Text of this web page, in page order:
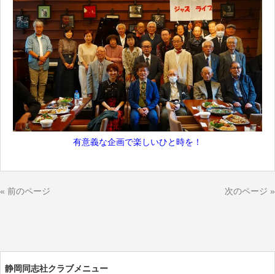
有意義な企画で楽しいひと時を！
« 前のページ 次のページ »
静岡同志社クラブメニュー